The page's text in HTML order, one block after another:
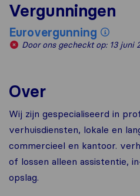
Vergunningen
Eurovergunning
Door ons gecheckt op: 13 juni
Over
Wij zijn gespecialiseerd in
verhuisdiensten, lokale en
commercieel en kantoor.
of lossen alleen assistentie,
opslag.